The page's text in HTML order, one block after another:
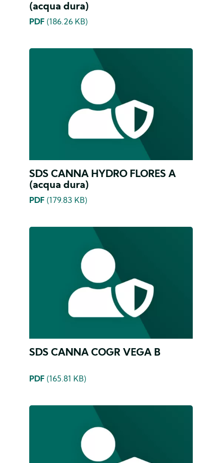
(acqua dura)
PDF (186.26 KB)
SDS CANNA HYDRO FLORES A
(acqua dura)
PDF (179.83 KB)
SDS CANNA COGR VEGA B
PDF (165.81 KB)